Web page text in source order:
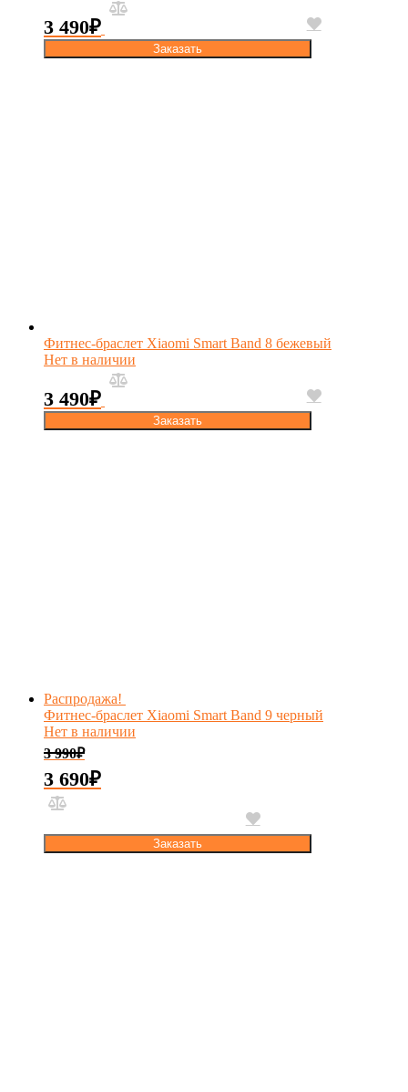
3 490₽
Заказать
Фитнес-браслет Xiaomi Smart Band 8 бежевый
Нет в наличии
3 490₽
Заказать
Распродажа!
Фитнес-браслет Xiaomi Smart Band 9 черный
Нет в наличии
3 990₽
3 690₽
Заказать